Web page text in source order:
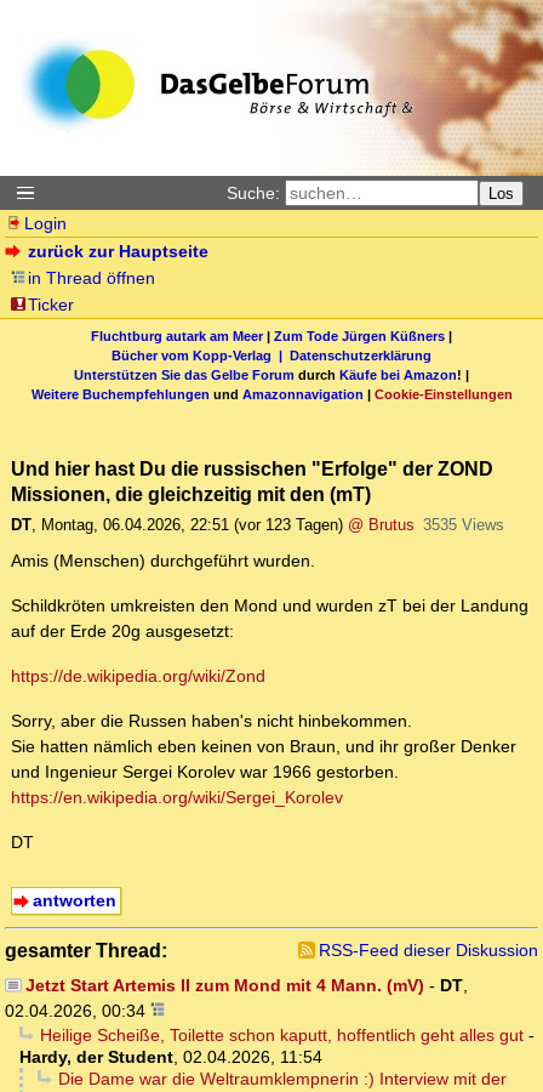
Suche: Los
Login
zurück zur Hauptseite
in Thread öffnen
Ticker
Fluchtburg autark am Meer| Zum Tode Jürgen Küßners |
Bücher vom Kopp-Verlag | Datenschutzerklärung
Unterstützen Sie das Gelbe Forum durch Käufe bei Amazon! |
Weitere Buchempfehlungen und Amazonnavigation | Cookie-Einstellungen
Und hier hast Du die russischen "Erfolge" der ZOND
Missionen, die gleichzeitig mit den (mT)
DT, Montag, 06.04.2026, 22:51 (vor 123 Tagen) @ Brutus 3535 Views
Amis (Menschen) durchgeführt wurden.
Schildkröten umkreisten den Mond und wurden zT bei der Landung
auf der Erde 20g ausgesetzt:
https://de.wikipedia.org/wiki/Zond
Sorry, aber die Russen haben's nicht hinbekommen.
Sie hatten nämlich eben keinen von Braun, und ihr großer Denker
und Ingenieur Sergei Korolev war 1966 gestorben.
https://en.wikipedia.org/wiki/Sergei_Korolev
DT
antworten
gesamter Thread:
RSS-Feed dieser Diskussion
Jetzt Start Artemis II zum Mond mit 4 Mann. (mV) - DT,
02.04.2026, 00:34
Heilige Scheiße, Toilette schon kaputt, hoffentlich geht alles gut-
Hardy, der Student, 02.04.2026, 11:54
Die Dame war die Weltraumklempnerin :) Interview mit der